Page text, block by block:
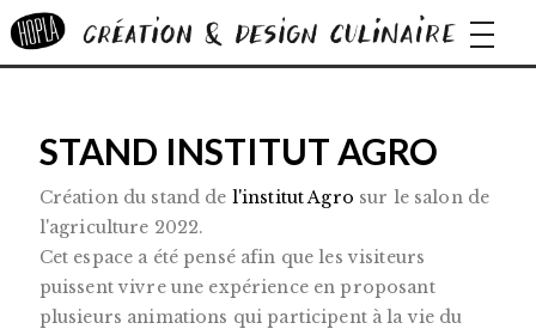
STAND INSTITUT AGRO
Création du stand de l'institut Agro sur le salon de
l'agriculture 2022.
Cet espace a été pensé afin que les visiteurs
puissent vivre une expérience en proposant
plusieurs animations qui participent à la vie du